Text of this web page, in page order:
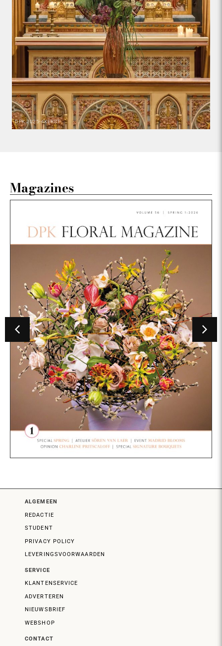
DPK 2025-4KERST
Magazines
ALGEMEEN
REDACTIE
STUDENT
PRIVACY POLICY
LEVERINGSVOORWAARDEN
SERVICE
KLANTENSERVICE
ADVERTEREN
NIEUWSBRIEF
WEBSHOP
CONTACT